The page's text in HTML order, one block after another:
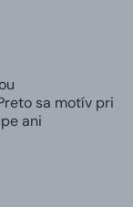
sa motív pri
ani